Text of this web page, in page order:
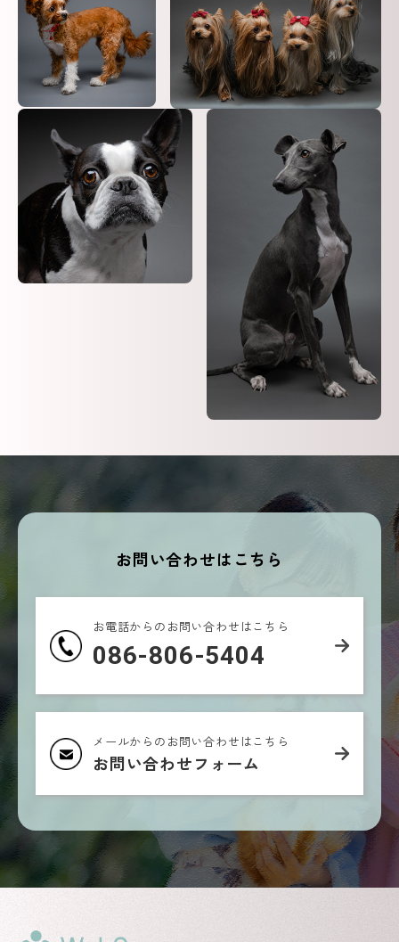
お問い合わせはこちら
お電話からのお問い合わせはこちら
086-806-5404
メールからのお問い合わせはこちら
お問い合わせフォーム